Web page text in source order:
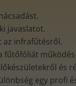
javaslatot.
az infrafűtésről.
fűtőfóliát
és
egy profi